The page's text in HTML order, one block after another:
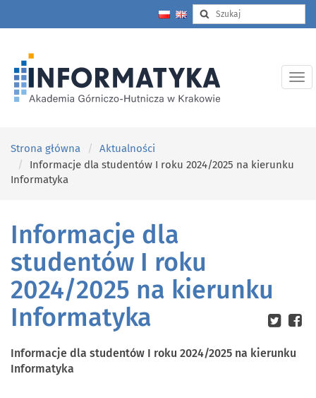
Strona główna
Aktualności
Informacje dla studentów I roku 2024/2025 na kierunku
Informatyka
Informacje dla
studentów I roku
2024/2025 na kierunku
Informatyka
Informacje dla studentów I roku 2024/2025 na kierunku
Informatyka